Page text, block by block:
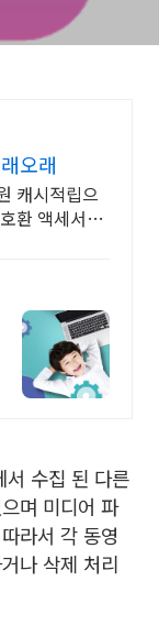
오래
캐시적립으
환 액세서리,
수집 된 다른
며 미디어 파
따라서 각 동영
나삭제 처리